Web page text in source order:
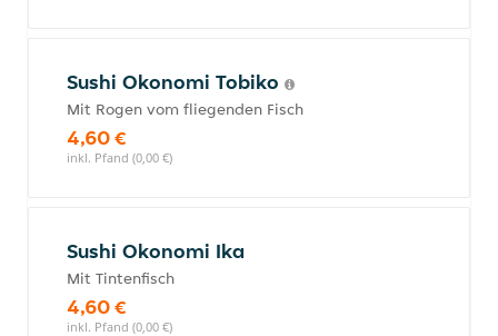
Sushi Okonomi Tobiko
Mit Rogen vom fliegenden Fisch
4,60 €
inkl. Pfand (0,00 €)
Sushi Okonomi Ika
Mit Tintenfisch
4,60 €
inkl. Pfand (0,00 €)